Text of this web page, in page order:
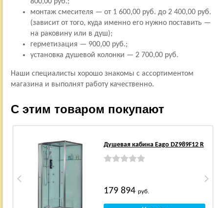
монтаж смесителя — от 1 600,00 руб. до 2 400,00 руб.
(зависит от того, куда именно его нужно поставить —
на раковину или в душ);
герметизация — 900,00 руб.;
установка душевой колонки — 2 700,00 руб.
Наши специалисты хорошо знакомы с ассортиментом
магазина и выполнят работу качественно.
С этим товаром покупают
Душевая кабина Eago DZ989F12 R
179 894 руб.